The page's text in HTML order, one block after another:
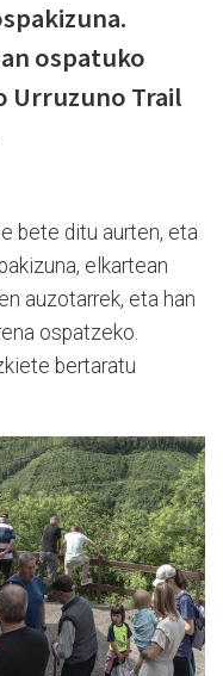
ospatuko
Urruzuno Trail
bete ditu aurten, eta
elkartean
auzotarrek, eta han
ospatzeko.
bertaratu